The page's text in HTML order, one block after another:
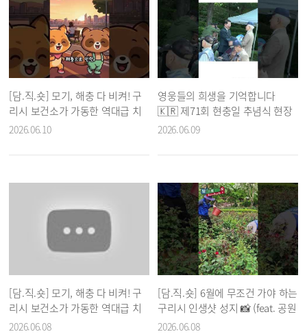
[담.직.숏] 모기, 해충 다 비켜! 구
리시 보건소가 가동한 역대급 치
트키 🚫
2026.06.10
영웅들의 희생을 기억합니다
🇰🇷 제71회 현충일 추념식 현장
2026.06.09
[담.직.숏] 모기, 해충 다 비켜! 구
리시 보건소가 가동한 역대급 치
트키 🚫
2026.06.08
[담.직.숏] 6월에 무조건 가야 하는
구리시 인생샷 성지 📸 (feat. 공원
녹지과)
2026.06.08